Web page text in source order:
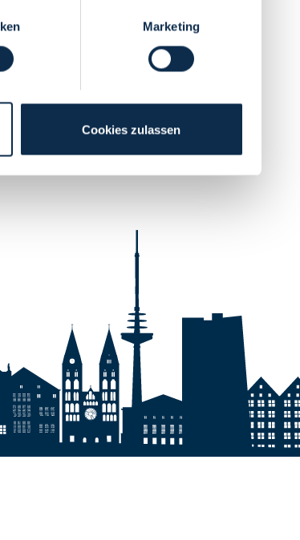
Marketing
Cookies zulassen